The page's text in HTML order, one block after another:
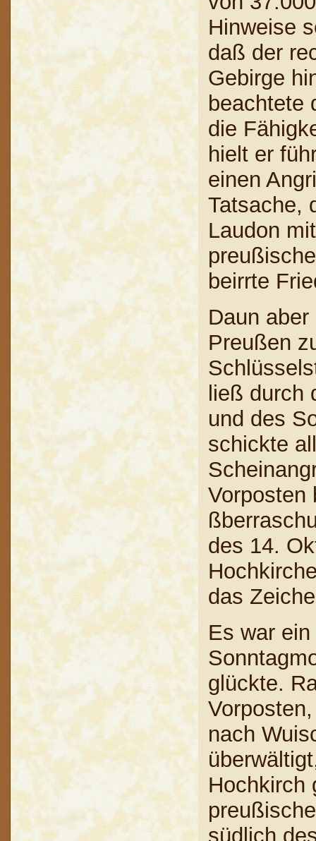
Hinweise
daß der
Gebirge
beachtete
die
hielt er
einen
Tatsache,
Laudon
beirrte
Daun
Preußen
ließ durch
und des
schickte
Vorposten
des 14.
das
Es war
glückte.
nach
Hochkirch
südlich